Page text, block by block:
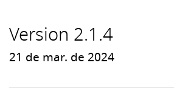
Version 2.1.4
21 de mar. de 2024